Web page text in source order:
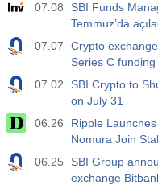
07.08
SBI Funds
Temmuz’da
07.07
Crypto
Series C
07.02
SBI Crypto to
on July 31
06.26
Ripple
Nomura Join
06.25
SBI Group
exchange